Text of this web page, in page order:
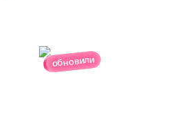
обновили